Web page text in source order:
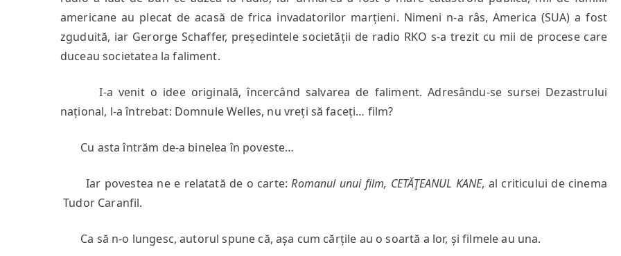
americane au plecat de acasă de frica invadatorilor marțieni. Nimeni n-a râs, America (SUA) a fost
zguduită, iar Gerorge Schaffer, președintele societății de radio RKO s-a trezit cu mii de procese care
duceau societatea la faliment.
I-a venit o idee originală, încercând salvarea de faliment. Adresându-se sursei Dezastrului
național, l-a întrebat: Domnule Welles, nu vreți să faceți… film?
Cu asta întrăm de-a binelea în poveste…
Iar povestea ne e relatată de o carte:Romanul unui film, CETĂŢEANUL KANE, al criticului de cinema
Tudor Caranfil.
Ca să n-o lungesc, autorul spune că, așa cum cărțile au o soartă a lor, și filmele au una.